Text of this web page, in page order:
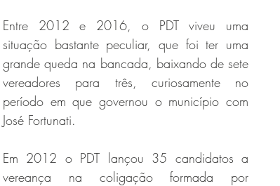
Entre 2012 e 2016, o PDT viveu uma
situação bastante peculiar, que foi ter uma
grande queda na bancada, baixando de sete
vereadores para três, curiosamente no
período em que governou o município com
José Fortunati.
Em 2012 o PDT lançou 35 candidatos a
vereança na coligação formada por